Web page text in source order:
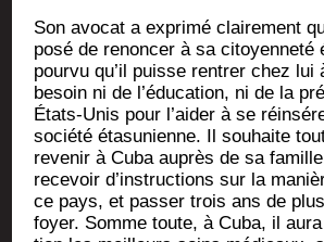
Son avo­cat a expri­mé clai­re­ment
po­sé de renon­cer à sa citoyen­ne­té
pour­vu qu’il puisse ren­trer chez lui
besoin ni de l’éducation, ni de la
États-Unis pour l’aider à se
socié­té éta­su­nienne. Il sou­haite
reve­nir à Cuba auprès de sa
rece­voir d’instructions sur la
ce pays, et pas­ser trois ans de
foyer. Somme toute, à Cuba, il